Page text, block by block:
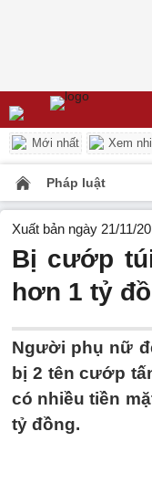
Mới nhất Xem
Pháp luật
Xuất bản ngày 21/11/
Bị cướp
hơn 1 tỷ
Người phụ nữ
bị 2 tên cướp
có nhiều tiền
tỷ đồng.